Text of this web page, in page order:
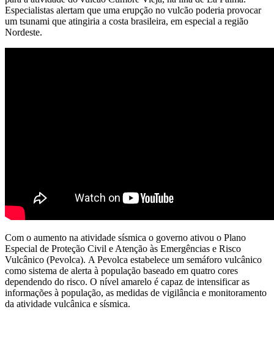
Especialistas alertam que uma erupção no vulcão poderia provocar
um tsunami que atingiria a costa brasileira, em especial a região
Nordeste.
Com o aumento na atividade sísmica o governo ativou o Plano
Especial de Proteção Civil e Atenção às Emergências e Risco
Vulcânico (Pevolca). A Pevolca estabelece um semáforo vulcânico
como sistema de alerta à população baseado em quatro cores
dependendo do risco. O nível amarelo é capaz de intensificar as
informações à população, as medidas de vigilância e monitoramento
da atividade vulcânica e sísmica.